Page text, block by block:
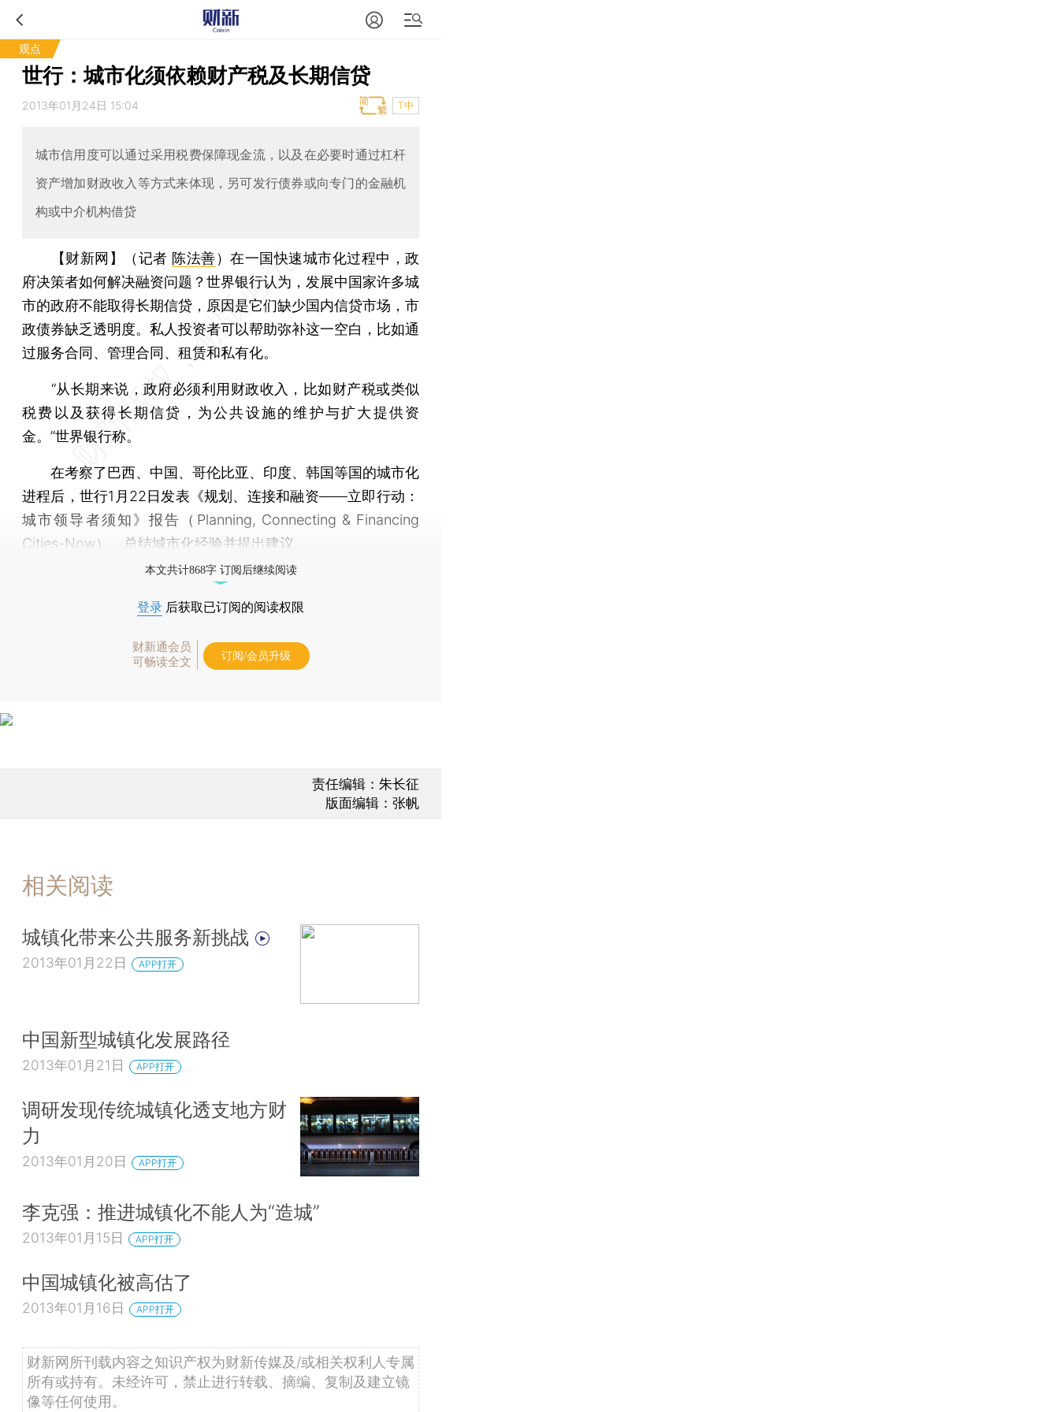
观点
世行：城市化须依赖财产税及长期信贷
2013年01月24日 15:04 T中
城市信用度可以通过采用税费保障现金流，以及在必要时通过杠杆
资产增加财政收入等方式来体现，另可发行债券或向专门的金融机
构或中介机构借贷
【财新网】（记者 陈法善）在一国快速城市化过程中，政
府决策者如何解决融资问题？世界银行认为，发展中国家许多城
市的政府不能取得长期信贷，原因是它们缺少国内信贷市场，市
政债券缺乏透明度。私人投资者可以帮助弥补这一空白，比如通
过服务合同、管理合同、租赁和私有化。
“从长期来说，政府必须利用财政收入，比如财产税或类似
税费以及获得长期信贷，为公共设施的维护与扩大提供资
金。”世界银行称。
在考察了巴西、中国、哥伦比亚、印度、韩国等国的城市化
进程后，世行1月22日发表《规划、连接和融资——立即行动：
城市领导者须知》报告（Planning, Connecting & Financing
Cities-Now），总结城市化经验并提出建议。
本文共计868字 订阅后继续阅读
登录 后获取已订阅的阅读权限
财新通会员
可畅读全文
订阅/会员升级
责任编辑：朱长征
版面编辑：张帆
相关阅读
城镇化带来公共服务新挑战
2013年01月22日 APP打开
中国新型城镇化发展路径
2013年01月21日 APP打开
调研发现传统城镇化透支地方财
力
2013年01月20日 APP打开
李克强：推进城镇化不能人为“造城”
2013年01月15日 APP打开
中国城镇化被高估了
2013年01月16日 APP打开
财新网所刊载内容之知识产权为财新传媒及/或相关权利人专属
所有或持有。未经许可，禁止进行转载、摘编、复制及建立镜
像等任何使用。